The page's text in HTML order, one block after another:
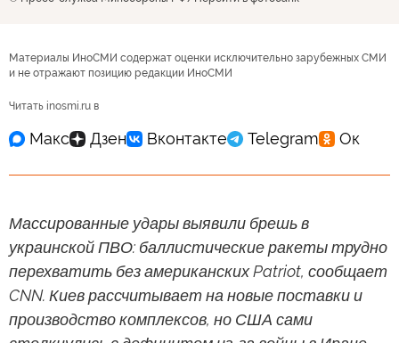
Материалы ИноСМИ содержат оценки исключительно зарубежных СМИ
и не отражают позицию редакции ИноСМИ
Читать inosmi.ru в
Массированные удары выявили брешь в
украинской ПВО: баллистические ракеты трудно
перехватить без американских Patriot, сообщает
CNN. Киев рассчитывает на новые поставки и
производство комплексов, но США сами